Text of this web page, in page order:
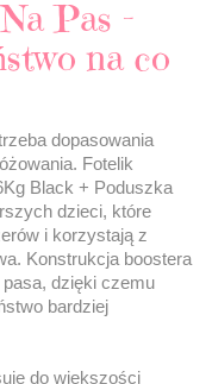
Pas –
na co
dopasowania
Fotelik
Black + Poduszka
dzieci, które
i korzystają z
Konstrukcja boostera
pasa, dzięki czemu
bardziej
do większości